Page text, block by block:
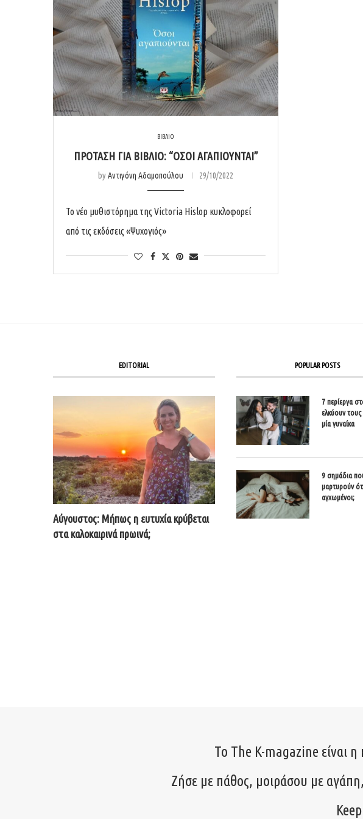
ΒΙΒΛΙΟ
ΠΡΟΤΑΣΗ ΓΙΑ ΒΙΒΛΙΟ: “ΌΣΟΙ ΑΓΑΠΙΟΥΝΤΑΙ”
byΑντιγόνη Αδαμοπούλου 29/10/2022
Το νέο μυθιστόρημα της Victoria Hislop κυκλοφορεί
από τις εκδόσεις «Ψυχογιός»
EDITORIAL
Αύγουστος: Μήπως η ευτυχία κρύβεται
στα καλοκαιρινά πρωινά;
POPULAR POSTS
7 περίεργα
ελκύουν τους
μία γυναίκα
9 σημάδια
μαρτυρούν
αγχωμένοι;
Το The K-magazine είναι
Ζήσε με πάθος, μοιράσου με